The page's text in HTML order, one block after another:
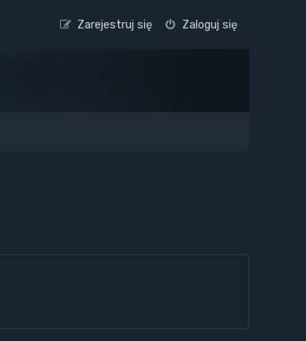
Zaloguj się
Zarejestruj się